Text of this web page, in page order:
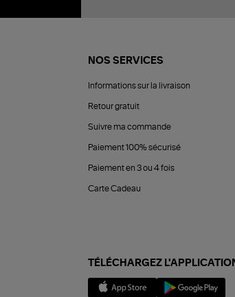
NOS SERVICES
Informations sur la livraison
Retour gratuit
Suivre ma commande
Paiement 100% sécurisé
Paiement en 3 ou 4 fois
Carte Cadeau
TÉLÉCHARGEZ